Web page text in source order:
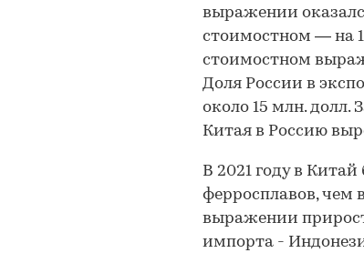
выражении
стоимостном — на
стоимостном
Доля России в
около 15 млн. долл.
Китая в Россию
В 2021 году в
ферросплавов, чем
выражении
импорта -